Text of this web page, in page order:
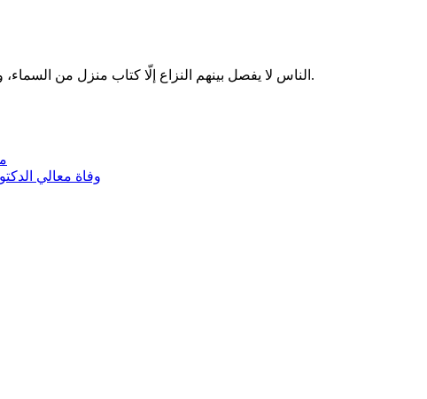
الناس لا يفصل بينهم النزاع إلّا كتاب منزل من السماء، وإذا ردوا إلى عقولهم فلكل واحد منهم عقل.
وفاة معالي